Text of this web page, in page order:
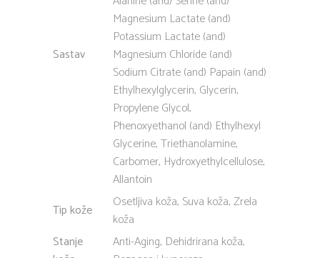
Sastav
Magnesium Lactate (and)
Potassium Lactate (and)
Magnesium Chloride (and)
Sodium Citrate (and) Papain (and)
Ethylhexylglycerin, Glycerin,
Propylene Glycol,
Phenoxyethanol (and) Ethylhexyl
Glycerine, Triethanolamine,
Carbomer, Hydroxyethylcellulose,
Allantoin
Tip kože
Osetljiva koža, Suva koža, Zrela
koža
Stanje
Anti-Aging, Dehidrirana koža,